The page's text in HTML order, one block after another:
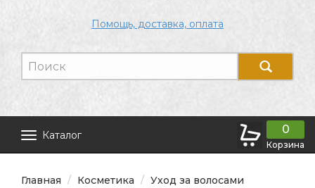
Помощь, доставка, оплата
Каталог 0
Корзина
Главная Косметика Уход за волосами